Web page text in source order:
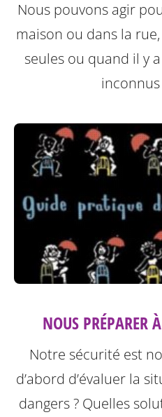
Nous pouvons agir
maison ou dans la
seules ou quand il y
NOUS PRÉPARER
Notre sécurité est
d’abord d’évaluer la
dangers ? Quelles